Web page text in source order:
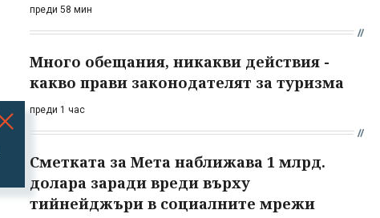
преди 58 мин
Много обещания, никакви действия -
какво прави законодателят за туризма
преди 1 час
Сметката за Мета наближава 1 млрд.
долара заради вреди върху
тийнейджъри в социалните мрежи